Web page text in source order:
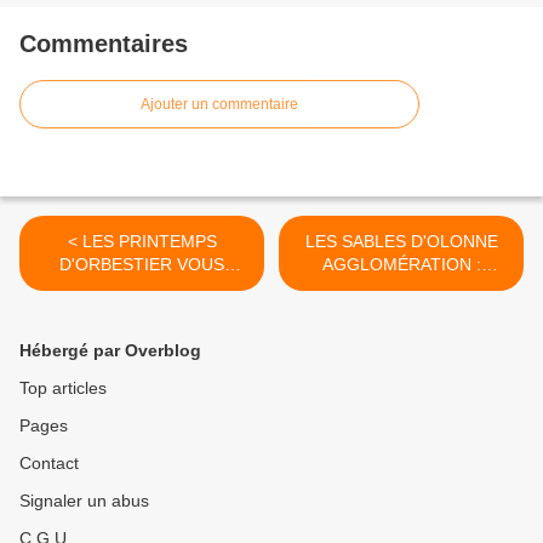
Commentaires
Ajouter un commentaire
< LES PRINTEMPS
D'ORBESTIER VOUS
INVITENT À LEUR
LES SABLES D'OLONNE
AGGLOMÉRATION :
conseil communautaire du
Hébergé par Overblog
Top articles
Pages
Contact
Signaler un abus
C.G.U.